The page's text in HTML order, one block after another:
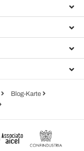
Blog-Karte